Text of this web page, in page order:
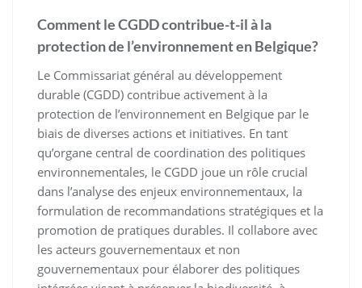
Comment le CGDD contribue-t-il à la
protection de l’environnement en Belgique?
Le Commissariat général au développement
durable (CGDD) contribue activement à la
protection de l’environnement en Belgique par le
biais de diverses actions et initiatives. En tant
qu’organe central de coordination des politiques
environnementales, le CGDD joue un rôle crucial
dans l’analyse des enjeux environnementaux, la
formulation de recommandations stratégiques et la
promotion de pratiques durables. Il collabore avec
les acteurs gouvernementaux et non
gouvernementaux pour élaborer des politiques